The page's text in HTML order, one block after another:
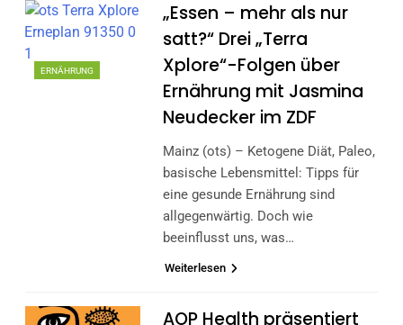
ERNÄHRUNG
„Essen – mehr als nur
satt?“ Drei „Terra
Xplore“-Folgen über
Ernährung mit Jasmina
Neudecker im ZDF
Mainz (ots) – Ketogene Diät, Paleo,
basische Lebensmittel: Tipps für
eine gesunde Ernährung sind
allgegenwärtig. Doch wie
beeinflusst uns, was…
Weiterlesen
AOP Health präsentiert